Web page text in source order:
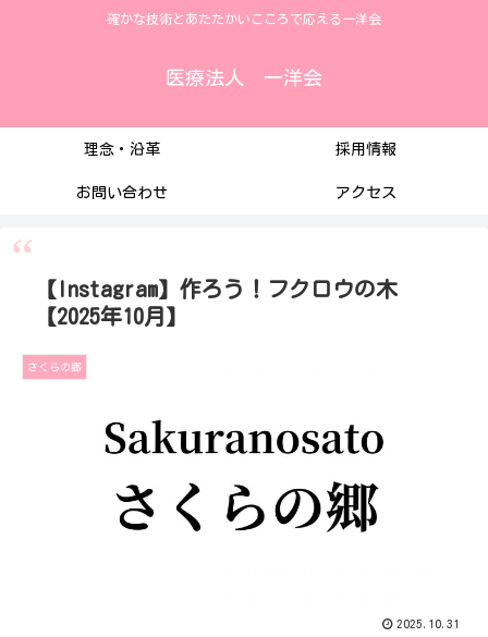
確かな技術とあたたかいこころで応える一洋会
医療法人 一洋会
理念・沿革 採用情報
お問い合わせ アクセス
【Instagram】作ろう！フクロウの木
【2025年10月】
さくらの郷
2025.10.31